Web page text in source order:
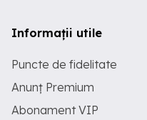
Informații utile
Puncte de fidelitate
Anunț Premium
Abonament VIP